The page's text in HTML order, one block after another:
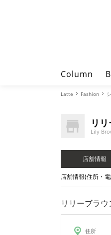
Column
Latte Fashion
リ
Lily
店舗情報
店舗情報(住所・
リリーブラ
住所